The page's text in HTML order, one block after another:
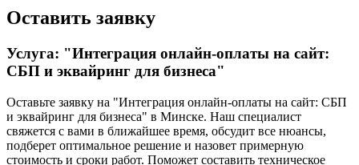
Оставить заявку
Услуга: "Интеграция онлайн-оплаты на сайт:
СБП и эквайринг для бизнеса"
Оставьте заявку на "Интеграция онлайн-оплаты на сайт: СБП
и эквайринг для бизнеса" в Минске. Наш специалист
свяжется с вами в ближайшее время, обсудит все нюансы,
подберет оптимальное решение и назовет примерную
стоимость и сроки работ. Поможет составить техническое